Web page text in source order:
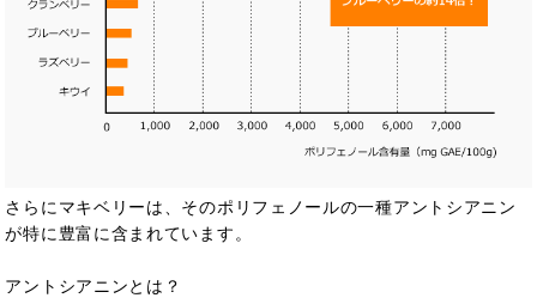
さらにマキベリーは、そのポリフェノールの一種アントシアニン
が特に豊富に含まれています。
アントシアニンとは？